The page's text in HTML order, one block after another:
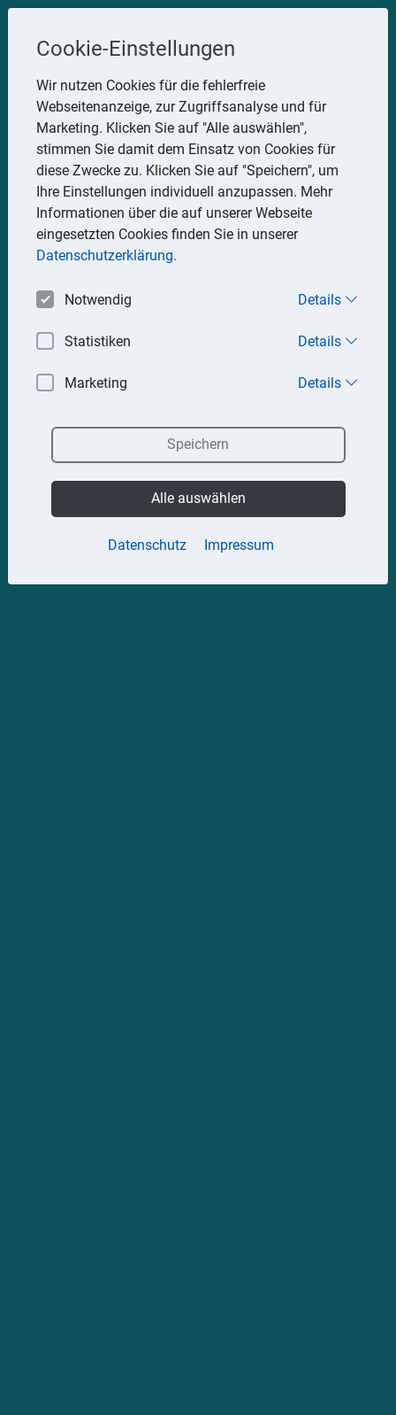
Steuerberater
Uwe Glauner
Erlachstraße 28, 75217 Birkenfeld
Telefon: 07082 7935533
Mobil: 0151 15330111
E-Mail:stbglauner@t-online.de
Impressum Datenschutz
Cookie-Einstellungen
Wir nutzen Cookies für die fehlerfreie
Webseitenanzeige, zur Zugriffsanalyse und für
Marketing. Klicken Sie auf "Alle auswählen",
stimmen Sie damit dem Einsatz von Cookies für
diese Zwecke zu. Klicken Sie auf "Speichern", um
Ihre Einstellungen individuell anzupassen. Mehr
Informationen über die auf unserer Webseite
eingesetzten Cookies finden Sie in unserer
Datenschutzerklärung.
Notwendig Details
Statistiken Details
Marketing Details
Datenschutz Impressum
Speichern
Alle auswählen